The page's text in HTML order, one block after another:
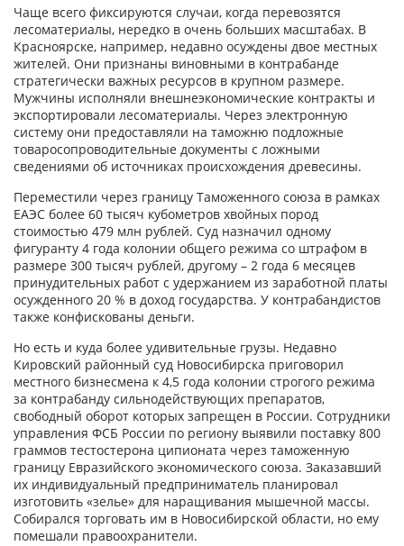
Чаще всего фиксируются случаи, когда перевозятся
лесоматериалы, нередко в очень больших масштабах. В
Красноярске, например, недавно осуждены двое местных
жителей. Они признаны виновными в контрабанде
стратегически важных ресурсов в крупном размере.
Мужчины исполняли внешнеэкономические контракты и
экспортировали лесоматериалы. Через электронную
систему они предоставляли на таможню подложные
товаросопроводительные документы с ложными
сведениями об источниках происхождения древесины.
Переместили через границу Таможенного союза в рамках
ЕАЭС более 60 тысяч кубометров хвойных пород
стоимостью 479 млн рублей. Суд назначил одному
фигуранту 4 года колонии общего режима со штрафом в
размере 300 тысяч рублей, другому – 2 года 6 месяцев
принудительных работ с удержанием из заработной платы
осужденного 20 % в доход государства. У контрабандистов
также конфискованы деньги.
Но есть и куда более удивительные грузы. Недавно
Кировский районный суд Новосибирска приговорил
местного бизнесмена к 4,5 года колонии строгого режима
за контрабанду сильнодействующих препаратов,
свободный оборот которых запрещен в России. Сотрудники
управления ФСБ России по региону выявили поставку 800
граммов тестостерона ципионата через таможенную
границу Евразийского экономического союза. Заказавший
их индивидуальный предприниматель планировал
изготовить «зелье» для наращивания мышечной массы.
Собирался торговать им в Новосибирской области, но ему
помешали правоохранители.